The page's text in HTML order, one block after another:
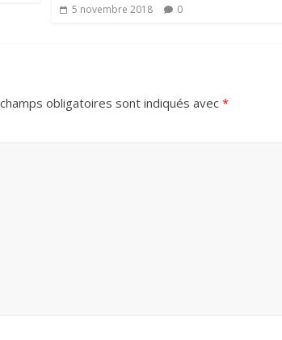
5 novembre 2018 0
obligatoires sont indiqués avec *